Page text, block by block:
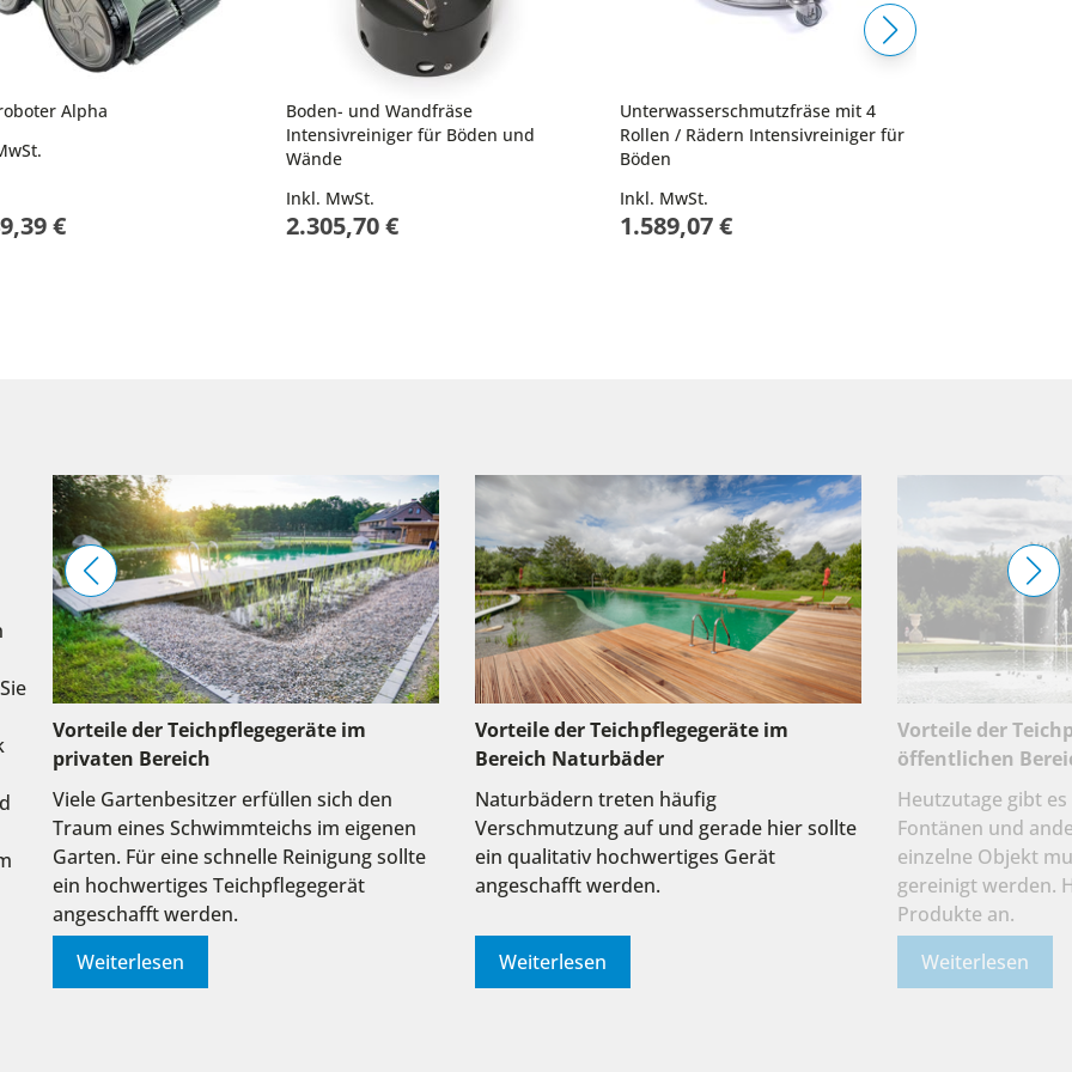
Alpha
€
Boden- und Wandfräse
Intensivreiniger für Böden und
Wände
2.305,70 €
Inkl. MwSt.
Unterwasserschmutzfräse mit 4
Rollen / Rädern Intensivreiniger für
Böden
1.589,07 €
Inkl. MwSt.
Vorteile der Teichpflegegeräte im
privaten Bereich
Viele Gartenbesitzer erfüllen sich den
Traum eines Schwimmteichs im eigenen
Garten. Für eine schnelle Reinigung sollte
ein hochwertiges Teichpflegegerät
angeschafft werden.
Weiterlesen
Vorteile der Teichpflegegeräte im
Bereich Naturbäder
Naturbädern treten häufig
Verschmutzung auf und gerade hier sollte
ein qualitativ hochwertiges Gerät
angeschafft werden.
Weiterlesen
Vorteile der
öffentlichen
Heutzutage gibt
Fontänen und
einzelne Objekt
gereinigt werden.
Produkte an.
Weiterlesen